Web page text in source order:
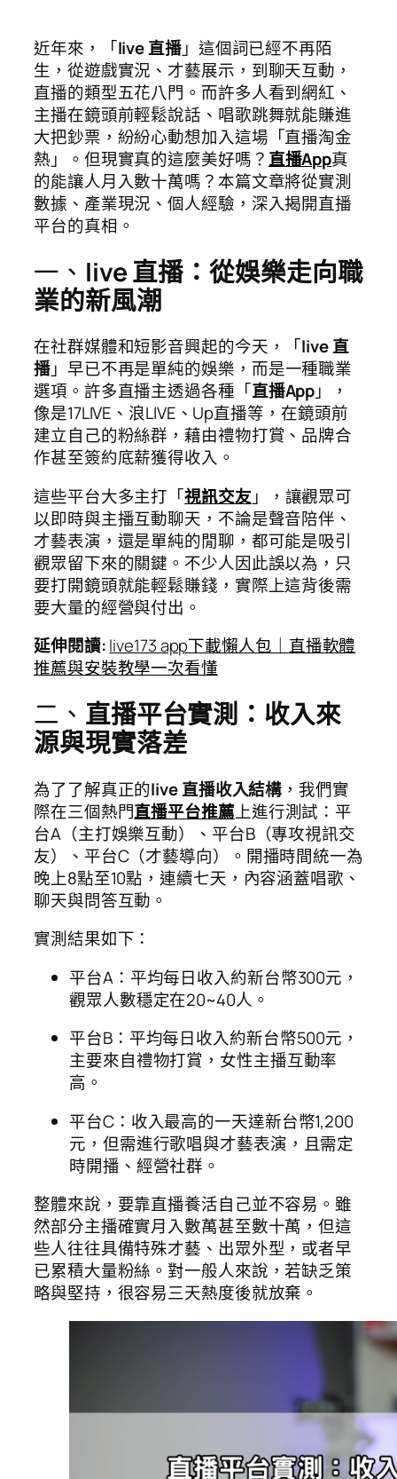
近年來，「live 直播」這個詞已經不再陌
生，從遊戲實況、才藝展示，到聊天互動，
直播的類型五花八門。而許多人看到網紅、
主播在鏡頭前輕鬆說話、唱歌跳舞就能賺進
大把鈔票，紛紛心動想加入這場「直播淘金
熱」。但現實真的這麼美好嗎？直播App真
的能讓人月入數十萬嗎？本篇文章將從實測
數據、產業現況、個人經驗，深入揭開直播
平台的真相。
一、 live 直播：從娛樂走向職
業的新風潮
在社群媒體和短影音興起的今天，「live 直
播」早已不再是單純的娛樂，而是一種職業
選項。許多直播主透過各種「直播App」，
像是17LIVE、浪LIVE、Up直播等，在鏡頭前
建立自己的粉絲群，藉由禮物打賞、品牌合
作甚至簽約底薪獲得收入。
這些平台大多主打「視訊交友」，讓觀眾可
以即時與主播互動聊天，不論是聲音陪伴、
才藝表演，還是單純的閒聊，都可能是吸引
觀眾留下來的關鍵。不少人因此誤以為，只
要打開鏡頭就能輕鬆賺錢，實際上這背後需
要大量的經營與付出。
延伸閱讀:live173 app下載懶人包｜直播軟體
推薦與安裝教學一次看懂
二、 直播平台實測：收入來
源與現實落差
為了了解真正的live 直播收入結構 ，我們實
際在三個熱門直播平台推薦上進行測試：平
台A（主打娛樂互動）、平台B（專攻視訊交
友）、平台C（才藝導向）。開播時間統一為
晚上8點至10點，連續七天，內容涵蓋唱歌、
聊天與問答互動。
實測結果如下：
平台A：平均每日收入約新台幣300元，
觀眾人數穩定在20~40人。
平台B：平均每日收入約新台幣500元，
主要來自禮物打賞，女性主播互動率
高。
平台C：收入最高的一天達新台幣1,200
元，但需進行歌唱與才藝表演，且需定
時開播、經營社群。
整體來說，要靠直播養活自己並不容易。雖
然部分主播確實月入數萬甚至數十萬，但這
些人往往具備特殊才藝、出眾外型，或者早
已累積大量粉絲。對一般人來說，若缺乏策
略與堅持，很容易三天熱度後就放棄。